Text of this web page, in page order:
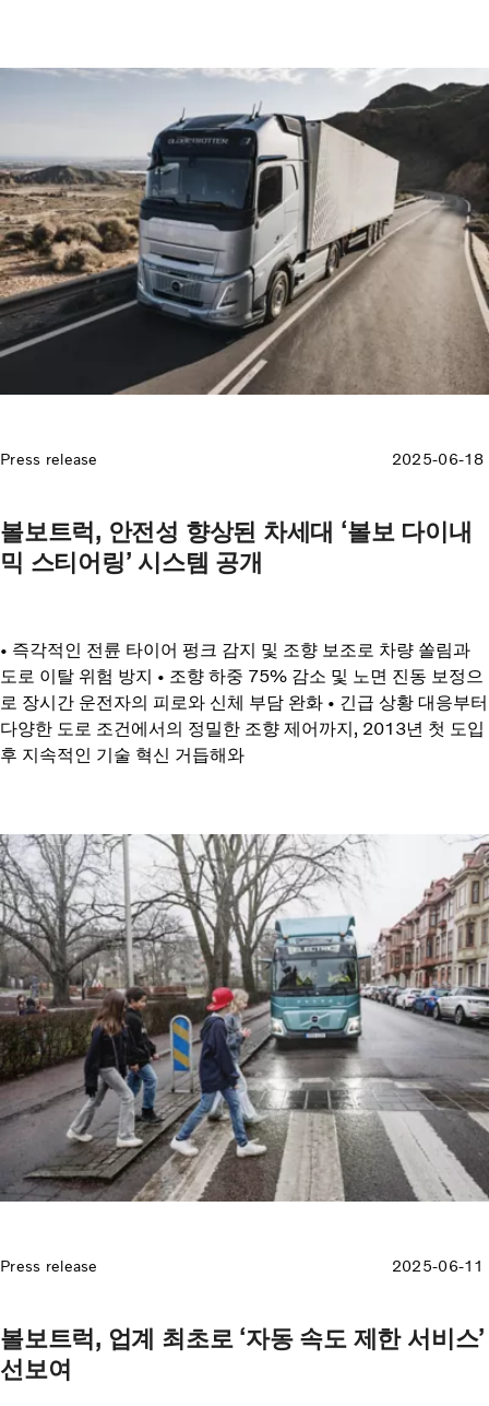
Press release 2025-06-18
볼보트럭, 안전성 향상된 차세대 ‘볼보 다이내
믹 스티어링’ 시스템 공개
• 즉각적인 전륜 타이어 펑크 감지 및 조향 보조로 차량 쏠림과
도로 이탈 위험 방지 • 조향 하중 75% 감소 및 노면 진동 보정으
로 장시간 운전자의 피로와 신체 부담 완화 • 긴급 상황 대응부터
다양한 도로 조건에서의 정밀한 조향 제어까지, 2013년 첫 도입
후 지속적인 기술 혁신 거듭해와
Press release 2025-06-11
볼보트럭, 업계 최초로 ‘자동 속도 제한 서비스’
선보여